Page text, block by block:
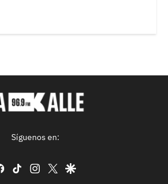
Síguenos en:
facebook
tiktok instagram
twittergoogle